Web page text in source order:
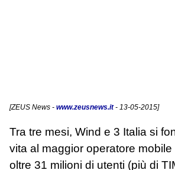
[ZEUS News - www.zeusnews.it- 13-05-2015]
Tra tre mesi, Wind e 3 Italia si
vita al maggior operatore mobile
oltre 31 milioni di utenti (più di